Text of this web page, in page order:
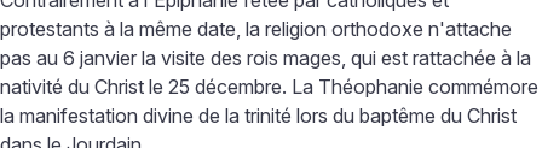
protestants à la même date, la religion orthodoxe n'attache
pas au 6 janvier la visite des rois mages, qui est rattachée à la
nativité du Christ le 25 décembre. La Théophanie commémore
la manifestation divine de la trinité lors du baptême du Christ